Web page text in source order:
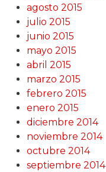
agosto 2015
julio 2015
junio 2015
mayo 2015
abril 2015
marzo 2015
febrero 2015
enero 2015
diciembre 2014
noviembre 2014
octubre 2014
septiembre 2014